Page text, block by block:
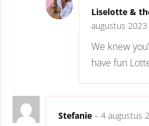
Liselotte &
augustus 2023
We knew
have fun
Stefanie – 4 augustus